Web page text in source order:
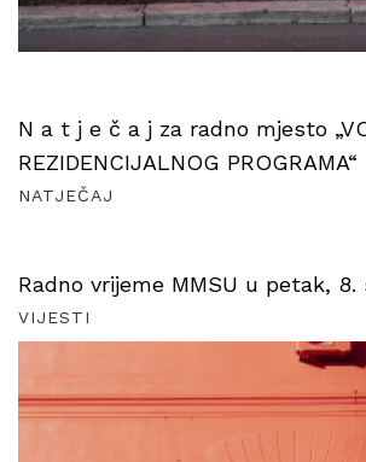
N a t j e č a j za radno mjesto
REZIDENCIJALNOG PROGRAMA“
NATJEČAJ
Radno vrijeme MMSU u petak, 8.
VIJESTI